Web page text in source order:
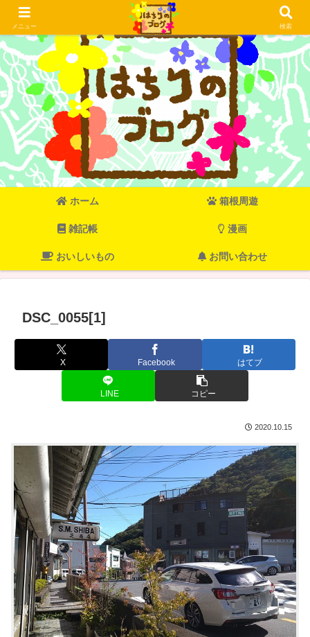
ホーム 箱根周遊
雑記帳 漫画
おいしいもの お問い合わせ
DSC_0055[1]
X Facebook はてブ
LINE コピー
2020.10.15
メニュー 検索